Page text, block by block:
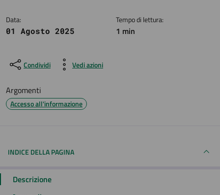
Data:
01 Agosto 2025
Tempo di lettura:
1 min
Condividi Vedi azioni
Argomenti
Accesso all'informazione
INDICE DELLA PAGINA
Descrizione